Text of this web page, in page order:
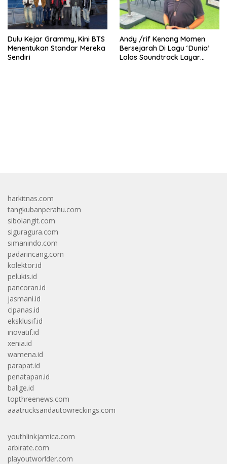
Dulu Kejar Grammy, Kini BTS
Menentukan Standar Mereka
Sendiri
Andy /rif Kenang Momen
Bersejarah Di Lagu ‘Dunia’
Lolos Soundtrack Layar
harkitnas.com
tangkubanperahu.com
sibolangit.com
siguragura.com
simanindo.com
padarincang.com
kolektor.id
pelukis.id
pancoran.id
jasmani.id
cipanas.id
eksklusif.id
inovatif.id
xenia.id
wamena.id
parapat.id
penatapan.id
balige.id
topthreenews.com
aaatrucksandautowreckings.com
youthlinkjamica.com
arbirate.com
playoutworlder.com